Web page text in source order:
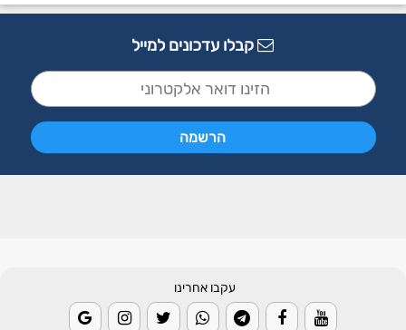
קבלו עדכונים למייל
עקבו אחרינו